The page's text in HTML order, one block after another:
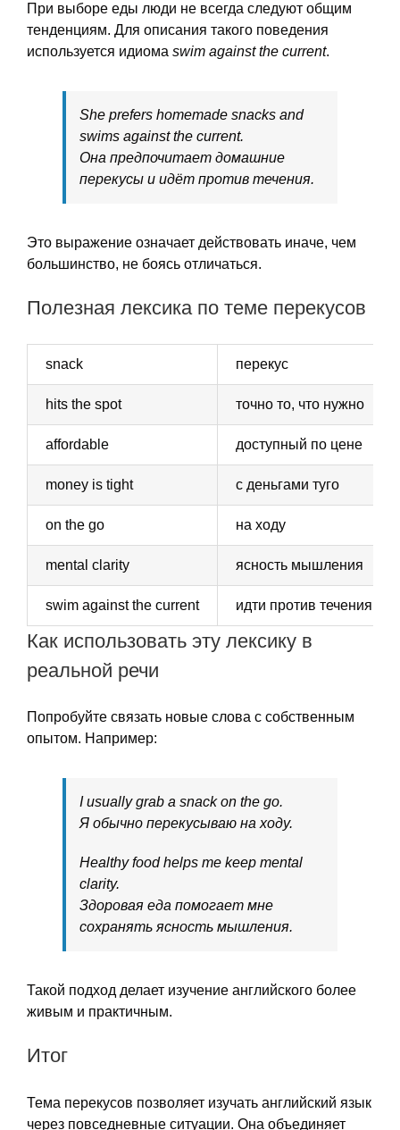
При выборе еды люди не всегда следуют общим
тенденциям. Для описания такого поведения
используется идиома swim against the current.
She prefers homemade snacks and
swims against the current.
Она предпочитает домашние
перекусы и идёт против течения.
Это выражение означает действовать иначе, чем
большинство, не боясь отличаться.
Полезная лексика по теме перекусов
snack перекус
hits the spot точно то, что нужно
affordable доступный по цене
money is tight с деньгами туго
on the go на ходу
mental clarity ясность мышления
swim against the current идти против течения
Как использовать эту лексику в
реальной речи
Попробуйте связать новые слова с собственным
опытом. Например:
I usually grab a snack on the go.
Я обычно перекусываю на ходу.
Healthy food helps me keep mental
clarity.
Здоровая еда помогает мне
сохранять ясность мышления.
Такой подход делает изучение английского более
живым и практичным.
Итог
Тема перекусов позволяет изучать английский язык
через повседневные ситуации. Она объединяет